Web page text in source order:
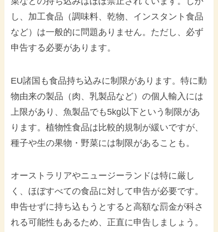
し、加工食品（調味料、乾物、インスタント食品
など）は一般的に問題ありません。ただし、必ず
申告する必要があります。
EU諸国も食品持ち込みに制限があります。特に動
物由来の製品（肉、乳製品など）の個人輸入には
上限があり、魚製品でも5kg以下という制限があ
ります。植物性食品は比較的規制が緩いですが、
種子や生の果物・野菜には制限があることも。
オーストラリアやニュージーランドは特に厳し
く、ほぼすべての食品に対して申告が必要です。
申告せずに持ち込もうとすると高額な罰金が科さ
れる可能性もあるため、正直に申告しましょう。